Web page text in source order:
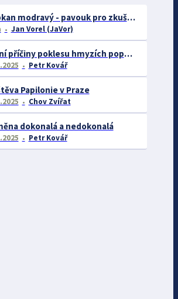
Sklípkan modravý - pavouk pro zkušené chovatele
Jan Vorel (JaVor)
Hlavní příčiny poklesu hmyzích populací
Petr Kovář
Papilonie v Praze
Chov Zvířat
dokonalá a nedokonalá
Petr Kovář